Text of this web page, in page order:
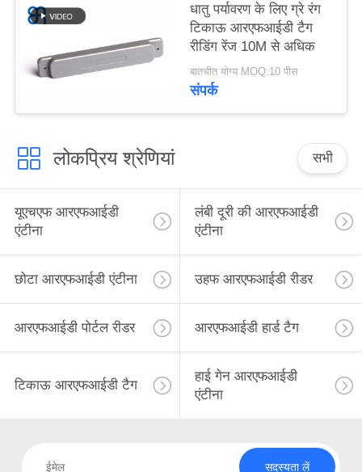
गोपनीयता
नीति
धातु पर्यावरण के लिए ग्रे रंग
टिकाऊ आरएफआईडी टैग
रीडिंग रेंज 10M से अधिक
बातचीत योग्य MOQ:10 पीस
संपर्क
लोकप्रिय श्रेणियां सभी
यूएचएफ आरएफआईडी
एंटीना
लंबी दूरी की आरएफआईडी
एंटीना
छोटा आरएफआईडी एंटीना उहफ आरएफआईडी रीडर
आरएफआईडी पोर्टल रीडर आरएफआईडी हार्ड टैग
टिकाऊ आरएफआईडी टैग
हाई गेन आरएफआईडी
एंटीना
सदस्यता लें